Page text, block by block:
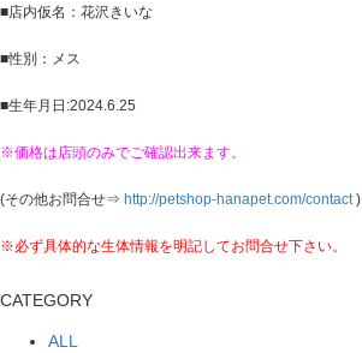
■店内仮名：花沢きいな
■性別：メス
■生年月日:2024.6.25
※価格は店頭のみでご確認出来ます。
(その他お問合せ⇒ http://petshop-hanapet.com/contact)
※必ず具体的な生体情報を明記してお問合せ下さい。
CATEGORY
ALL